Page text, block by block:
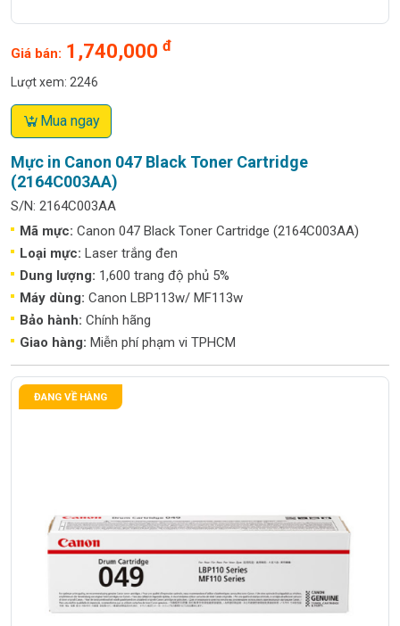
Mực in Canon 047 Black Toner Cartridge
(2164C003AA)
S/N: 2164C003AA
Mã mực: Canon 047 Black Toner Cartridge (2164C003AA)
Loại mực: Laser trắng đen
Dung lượng: 1,600 trang độ phủ 5%
Máy dùng: Canon LBP113w/ MF113w
Bảo hành: Chính hãng
Giao hàng: Miễn phí phạm vi TPHCM
Giá bán: 1,740,000 đ
Lượt xem: 2246
Mua ngay
ĐANG VỀ HÀNG